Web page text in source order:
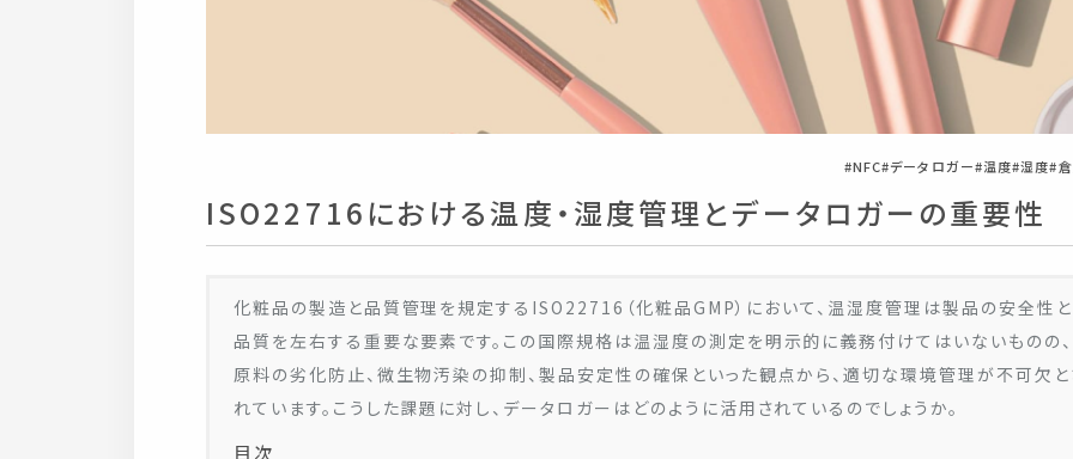
NFC データロガー 温度 湿度
ISO22716における温度・湿度管理とデータロガーの重要性
化粧品の製造と品質管理を規定するISO22716（化粧品GMP）において、温湿度管理は製品の安全性と
品質を左右する重要な要素です。この国際規格は温湿度の測定を明示的に義務付けてはいないものの、
原料の劣化防止、微生物汚染の抑制、製品安定性の確保といった観点から、適切な環境管理が不可欠と
れています。こうした課題に対し、データロガーはどのように活用されているのでしょうか。
目次